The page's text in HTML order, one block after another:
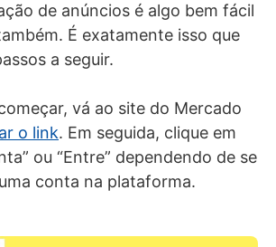
de anúncios é algo bem fácil
É exatamente isso que
a seguir.
vá ao site do Mercado
o link. Em seguida, clique em
ou “Entre” dependendo de se
conta na plataforma.